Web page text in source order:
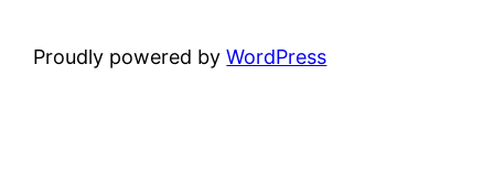
Proudly powered byWordPress